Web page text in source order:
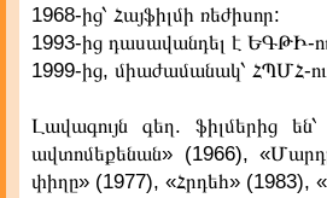
1968-ից՝ Հայֆիլմի ռեժիսոր:
1993-ից դասավանդել է ԵԳԹԻ-
1999-ից, միաժամանակ՝ ՀՊՄՀ-
Լավագույն գեղ. ֆիլմերից
ավտոմեքենան» (1966),
փիղը» (1977), «Հրդեհ» (1983),